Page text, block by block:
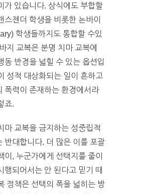
가 있습니다. 상식에도 부합할
스젠더 학생을 비롯한 논바이
학생들까지도 통합할 수있
지 교복은 분명 치마 교복에
동 반경을 넓힐 수 있는 옵션입
성적 대상화되는 일이 흔하고
폭력이 존재하는 환경에서라
죠.
마 교복을 금지하는 성중립적
반대합니다. 더 많은 이를 포괄
이, 누군가에게 선택지를 줄이
행되어서는 안 된다고 믿기 때
정책은 선택의 폭을 넓히는 방